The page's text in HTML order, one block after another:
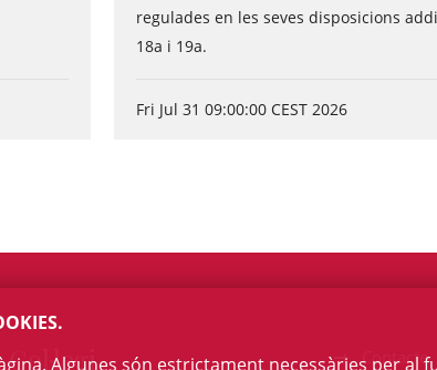
regulades en les seves disposicions
18a i 19a.
Fri Jul 31 09:00:00 CEST 2026
Contacte
Algunes són estrictament necessàries per